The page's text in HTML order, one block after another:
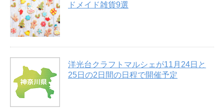
ドメイド雑貨9選
洋光台クラフトマルシェが11月24日と
25日の2日間の日程で開催予定